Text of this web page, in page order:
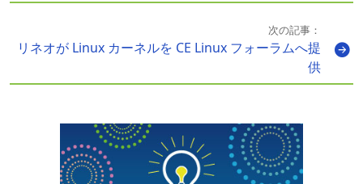
次の記事：
リネオが Linux カーネルを CE Linux フォーラムへ提
供